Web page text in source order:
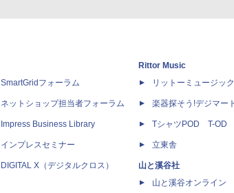
SmartGridフォーラム
ネットショップ担当者フォーラム
Impress Business Library
インプレスセミナー
DIGITAL X（デジタルクロス）
Rittor Music
リットーミュージック
楽器探そう!デジマート
TシャツPOD T-OD
立東舎
山と溪谷社
山と溪谷オンライン